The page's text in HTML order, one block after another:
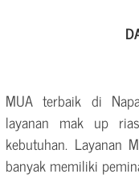
MUA terbaik di
layanan mak up
kebutuhan. Layanan
banyak memiliki